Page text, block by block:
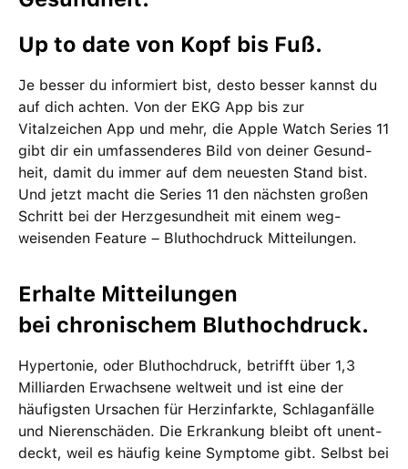
Up to date von Kopf bis Fuß.
Je besser du informiert bist, desto besser kannst du
auf dich achten. Von der EKG App bis zur
Vitalzeichen App und mehr, die Apple Watch Series 11
gibt dir ein um­fassenderes Bild von deiner Gesund­
heit, damit du immer auf dem neu­esten Stand bist.
Und jetzt macht die Series 11 den nächsten großen
Schritt bei der Herz­gesund­heit mit einem weg­
weisenden Feature – Bluthochdruck Mit­teilungen.
Erhalte Mit­teilungen
bei chronischem Bluthochdruck.
Hypertonie, oder Bluthochdruck, betrifft über 1,3
Milliarden Erwach­sene welt­weit und ist eine der
häufig­sten Ursachen für Herz­infarkte, Schlag­anfälle
und Nierenschäden. Die Erkrankung bleibt oft unent­
deckt, weil es häufig keine Symptome gibt. Selbst bei